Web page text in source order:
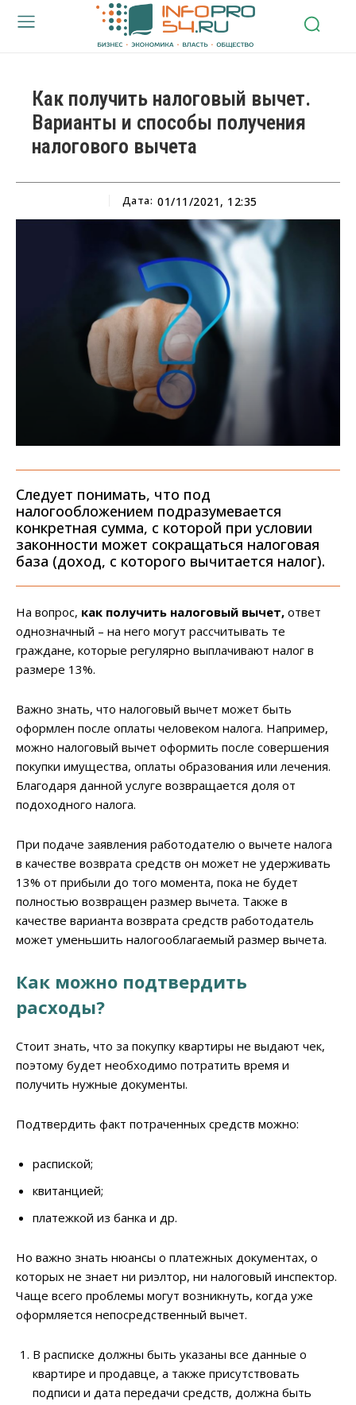
Как получить налоговый вычет.
Варианты и способы получения
налогового вычета
Дата: 01/11/2021, 12:35
Следует понимать, что под
налогообложением подразумевается
конкретная сумма, с которой при условии
законности может сокращаться налоговая
база (доход, с которого вычитается налог).
На вопрос, как получить налоговый вычет, ответ
однозначный – на него могут рассчитывать те
граждане, которые регулярно выплачивают налог в
размере 13%.
Важно знать, что налоговый вычет может быть
оформлен после оплаты человеком налога. Например,
можно налоговый вычет оформить после совершения
покупки имущества, оплаты образования или лечения.
Благодаря данной услуге возвращается доля от
подоходного налога.
При подаче заявления работодателю о вычете налога
в качестве возврата средств он может не удерживать
13% от прибыли до того момента, пока не будет
полностью возвращен размер вычета. Также в
качестве варианта возврата средств работодатель
может уменьшить налогооблагаемый размер вычета.
Как можно подтвердить
расходы?
Стоит знать, что за покупку квартиры не выдают чек,
поэтому будет необходимо потратить время и
получить нужные документы.
Подтвердить факт потраченных средств можно:
распиской;
квитанцией;
платежкой из банка и др.
Но важно знать нюансы о платежных документах, о
которых не знает ни риэлтор, ни налоговый инспектор.
Чаще всего проблемы могут возникнуть, когда уже
оформляется непосредственный вычет.
В расписке должны быть указаны все данные о
квартире и продавце, а также присутствовать
подписи и дата передачи средств, должна быть